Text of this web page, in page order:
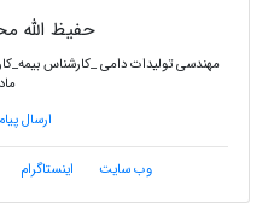
حفیظ الله
مهندسی تولیدات دامی _کارشناس
ارسال
وب سایت اینستاگرام